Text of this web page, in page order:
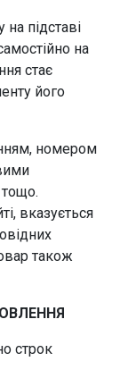
підставі
на
стає
його
номером
вказується
також
строк